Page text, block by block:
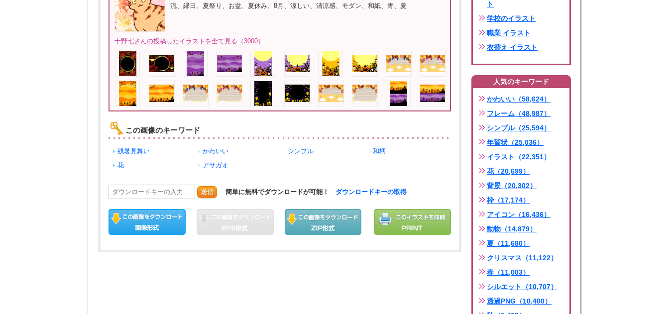
流、縁日、夏祭り、お盆、夏休み、8月、涼しい、清涼感、モダン、和紙、青、夏
十野七さんの投稿したイラストを全て見る（3000）
この画像のキーワード
残暑見舞い かわいい シンプル
和柄
花
アサガオ
送信 簡単に無料でダウンロードが可能！ ダウンロードキーの取得
ト
学校のイラスト
職業 イラスト
衣替え イラスト
人気のキーワード
かわいい（58,624）
フレーム（48,987）
シンプル（25,594）
年賀状（25,036）
イラスト（22,351）
花（20,699）
背景（20,302）
枠（17,174）
アイコン（16,436）
動物（14,879）
夏（11,680）
クリスマス（11,122）
春（11,003）
シルエット（10,707）
透過PNG（10,400）